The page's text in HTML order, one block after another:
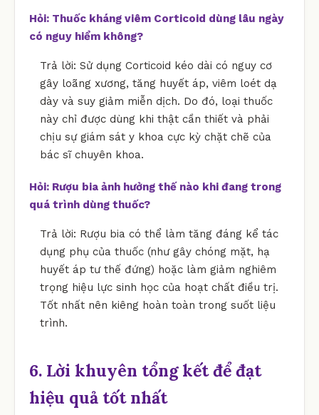
Hỏi: Thuốc kháng viêm Corticoid dùng lâu ngày
có nguy hiểm không?
Trả lời: Sử dụng Corticoid kéo dài có nguy cơ
gây loãng xương, tăng huyết áp, viêm loét dạ
dày và suy giảm miễn dịch. Do đó, loại thuốc
này chỉ được dùng khi thật cần thiết và phải
chịu sự giám sát y khoa cực kỳ chặt chẽ của
bác sĩ chuyên khoa.
Hỏi: Rượu bia ảnh hưởng thế nào khi đang trong
quá trình dùng thuốc?
Trả lời: Rượu bia có thể làm tăng đáng kể tác
dụng phụ của thuốc (như gây chóng mặt, hạ
huyết áp tư thế đứng) hoặc làm giảm nghiêm
trọng hiệu lực sinh học của hoạt chất điều trị.
Tốt nhất nên kiêng hoàn toàn trong suốt liệu
trình.
6. Lời khuyên tổng kết để đạt
hiệu quả tốt nhất